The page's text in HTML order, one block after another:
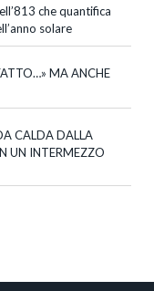
che quantifica
solare
MA ANCHE
CALDA DALLA
UN INTERMEZZO